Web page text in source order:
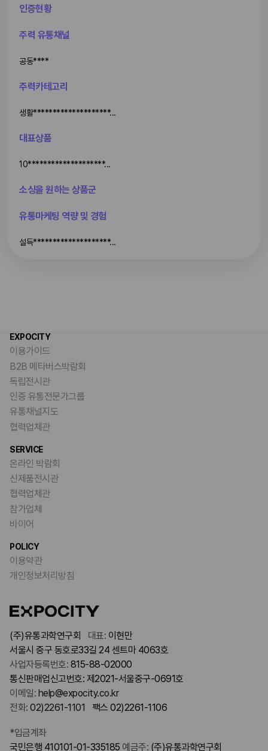
인증현황
주력 유통채널
공동****
주력카테고리
생활********************...
대표상품
10********************...
소싱을 원하는 상품군
유통마케팅 역량 및 경험
설득********************...
EXPOCITY
이용가이드
B2B 메타버스박람회
독립전시관
인증 유통전문가그룹
유통채널지도
협력업체관
SERVICE
온라인 박람회
신제품전시관
협력업체관
참가업체
바이어
POLICY
이용약관
개인정보처리방침
(주)유통과학연구회 대표: 이현만
서울시 중구 동호로33길 24 센트마 4063호
사업자등록번호: 815-88-02000
통신판매업신고번호: 제2021-서울중구-0691호
이메일: help@expocity.co.kr
전화: 02)2261-1101 팩스 02)2261-1106
*입금계좌
국민은행 410101-01-335185 예금주: (주)유통과학연구회